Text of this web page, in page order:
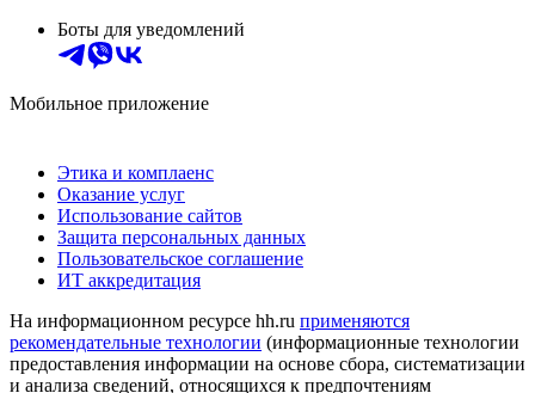
Боты для уведомлений
Мобильное приложение
Этика и комплаенс
Оказание услуг
Использование сайтов
Защита персональных данных
Пользовательское соглашение
ИТ аккредитация
На информационном ресурсе hh.ru применяются
рекомендательные технологии (информационные технологии
предоставления информации на основе сбора, систематизации
и анализа сведений, относящихся к предпочтениям